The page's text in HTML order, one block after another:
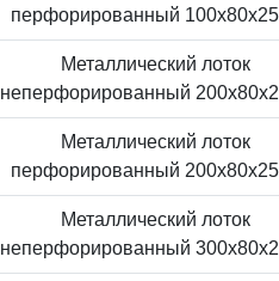
перфорированный
Металлический лоток
неперфорированный
Металлический лоток
перфорированный
Металлический лоток
неперфорированный